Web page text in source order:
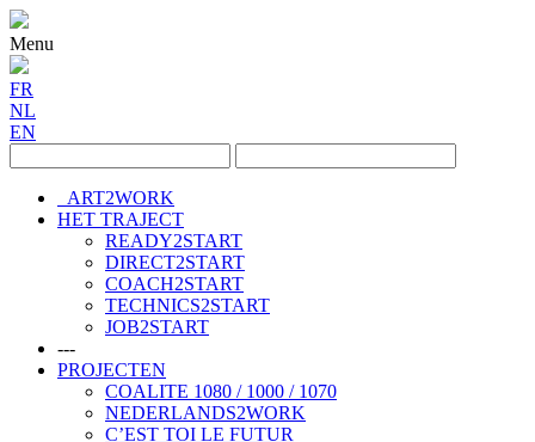
Menu
FR
NL
EN
ART2WORK
HET TRAJECT
READY2START
DIRECT2START
COACH2START
TECHNICS2START
JOB2START
---
PROJECTEN
COALITE 1080 / 1000 / 1070
NEDERLANDS2WORK
C’EST TOI LE FUTUR